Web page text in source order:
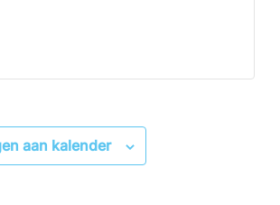
aan kalender